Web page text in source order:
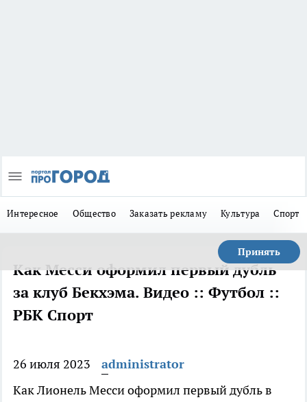
Интересное Общество Заказать рекламу Культура Спорт
Принять
Как Месси оформил первый дубль
за клуб Бекхэма. Видео :: Футбол ::
РБК Спорт
26 июля 2023
administrator
Как Лионель Месси оформил первый дубль в